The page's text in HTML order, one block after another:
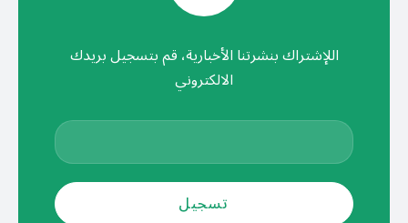
اللإشتراك بنشرتنا الأخبارية، قم بتسجيل بريدك
الالكتروني